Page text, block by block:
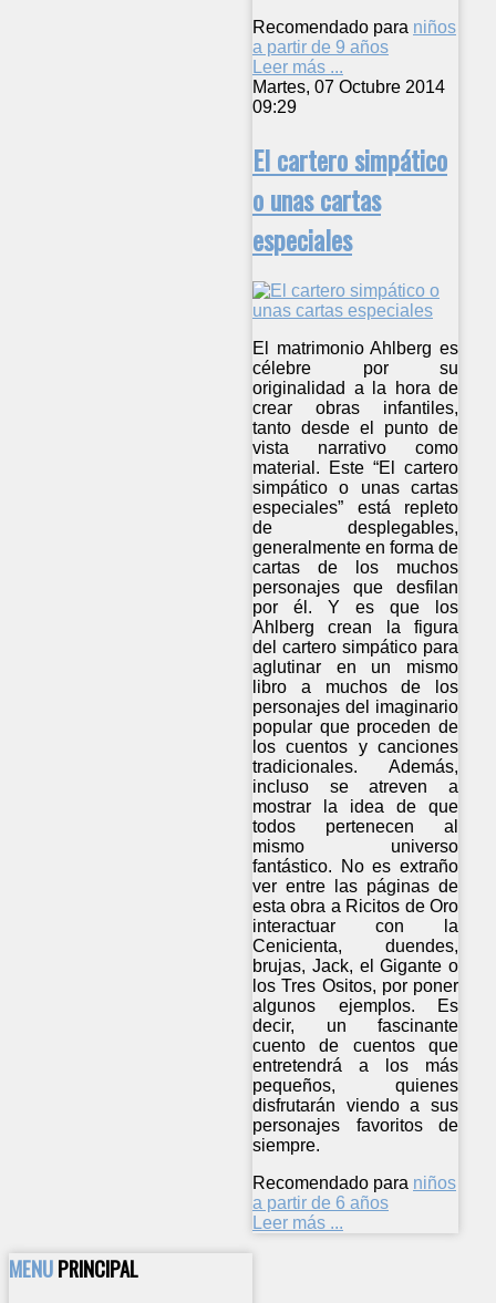
Recomendado para niños
a partir de 9 años
Leer más ...
Martes, 07 Octubre 2014
09:29
El cartero simpático
o unas cartas
especiales
El matrimonio Ahlberg es
célebre por su
originalidad a la hora de
crear obras infantiles,
tanto desde el punto de
vista narrativo como
material. Este “El cartero
simpático o unas cartas
especiales” está repleto
de desplegables,
generalmente en forma de
cartas de los muchos
personajes que desfilan
por él. Y es que los
Ahlberg crean la figura
del cartero simpático para
aglutinar en un mismo
libro a muchos de los
personajes del imaginario
popular que proceden de
los cuentos y canciones
tradicionales. Además,
incluso se atreven a
mostrar la idea de que
todos pertenecen al
mismo universo
fantástico. No es extraño
ver entre las páginas de
esta obra a Ricitos de Oro
interactuar con la
Cenicienta, duendes,
brujas, Jack, el Gigante o
los Tres Ositos, por poner
algunos ejemplos. Es
decir, un fascinante
cuento de cuentos que
entretendrá a los más
pequeños, quienes
disfrutarán viendo a sus
personajes favoritos de
siempre.
Recomendado para niños
a partir de 6 años
Leer más ...
MENUPRINCIPAL